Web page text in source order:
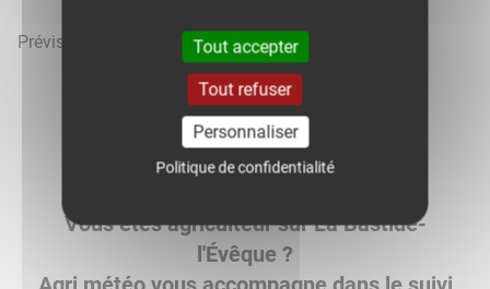
Prévisions météo mises à jour le 8 août 2026 à 18h
Voir la météo heure par heure
Vous êtes agriculteur sur La Bastide-
l'Évêque ?
Tout accepter
Tout refuser
Personnaliser
Politique de confidentialité